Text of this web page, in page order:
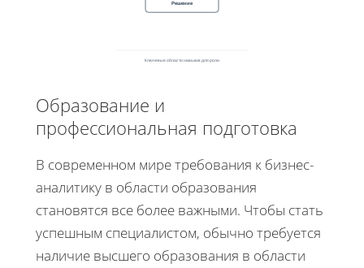
Решение
Ключевые области навыков для роли
Образование и
профессиональная подготовка
В современном мире требования к бизнес-
аналитику в области образования
становятся все более важными. Чтобы стать
успешным специалистом, обычно требуется
наличие высшего образования в области